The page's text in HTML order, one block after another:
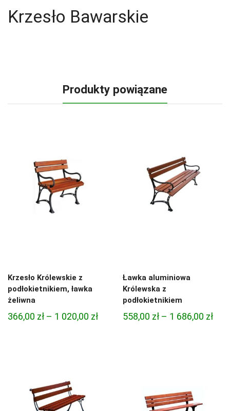
Krzesło Bawarskie
Produkty powiązane
Krzesło Królewskie z
podłokietnikiem, ławka
żeliwna
366,00 zł – 1 020,00 złZakres
Ławka aluminiowa
Królewska z
podłokietnikiem
558,00 zł – 1 686,00 zł